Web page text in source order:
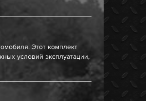
Этот комплект
условий эксплуатации,